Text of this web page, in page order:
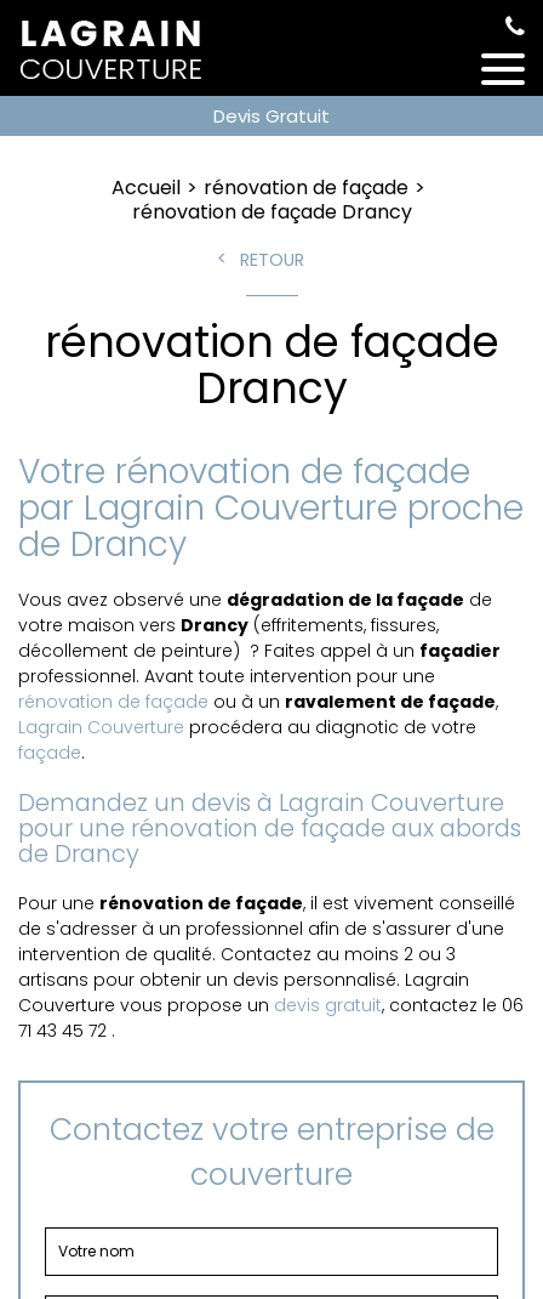
Devis Gratuit
Accueil
rénovation de façade
rénovation de façade Drancy
RETOUR
rénovation de façade
Drancy
Votre rénovation de façade
par Lagrain Couverture proche
de Drancy
Vous avez observé une dégradation de la façade de
votre maison vers Drancy (effritements, fissures,
décollement de peinture) ? Faites appel à un façadier
professionnel. Avant toute intervention pour une
rénovation de façade ou à un ravalement de façade,
Lagrain Couverture procédera au diagnotic de votre
façade.
Demandez un devis à Lagrain Couverture
pour une rénovation de façade aux abords
de Drancy
Pour une rénovation de façade, il est vivement conseillé
de s'adresser à un professionnel afin de s'assurer d'une
intervention de qualité. Contactez au moins 2 ou 3
artisans pour obtenir un devis personnalisé. Lagrain
Couverture vous propose un devis gratuit, contactez le 06
71 43 45 72 .
Contactez votre entreprise de
couverture